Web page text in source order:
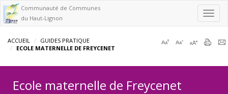
Communauté de Communes
du Haut-Lignon
ACCUEIL
GUIDES PRATIQUE
ECOLE MATERNELLE DE FREYCENET
Ecole maternelle de Freycenet